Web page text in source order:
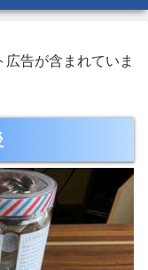
告が含まれていま